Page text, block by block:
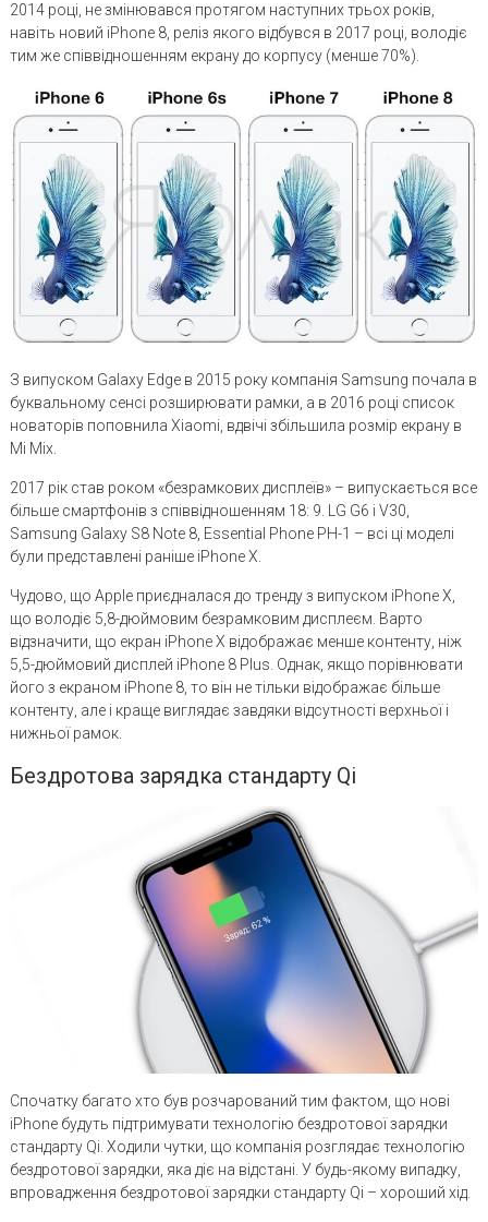
2014 році, не змінювався протягом наступних трьох років,
навіть новий iPhone 8, реліз якого відбувся в 2017 році, володіє
тим же співвідношенням екрану до корпусу (менше 70%).
З випуском Galaxy Edge в 2015 року компанія Samsung почала в
буквальному сенсі розширювати рамки, а в 2016 році список
новаторів поповнила Xiaomi, вдвічі збільшила розмір екрану в
Mi Mix.
2017 рік став роком «безрамкових дисплеїв» – випускається все
більше смартфонів з співвідношенням 18: 9. LG G6 і V30,
Samsung Galaxy S8 Note 8, Essential Phone PH-1 – всі ці моделі
були представлені раніше iPhone X.
Чудово, що Apple приєдналася до тренду з випуском iPhone X,
що володіє 5,8-дюймовим безрамковим дисплеєм. Варто
відзначити, що екран iPhone X відображає менше контенту, ніж
5,5-дюймовий дисплей iPhone 8 Plus. Однак, якщо порівнювати
його з екраном iPhone 8, то він не тільки відображає більше
контенту, але і краще виглядає завдяки відсутності верхньої і
нижньої рамок.
Бездротова зарядка стандарту Qi
Спочатку багато хто був розчарований тим фактом, що нові
iPhone будуть підтримувати технологію бездротової зарядки
стандарту Qi. Ходили чутки, що компанія розглядає технологію
бездротової зарядки, яка діє на відстані. У будь-якому випадку,
впровадження бездротової зарядки стандарту Qi – хороший хід.